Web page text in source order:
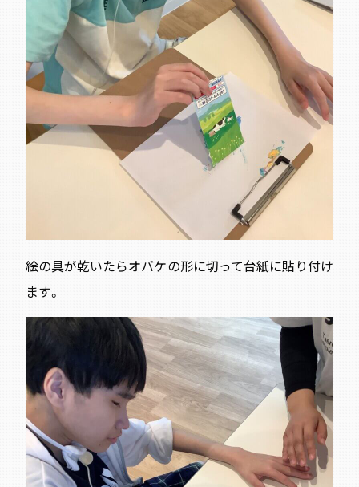
絵の具が乾いたらオバケの形に切って台紙に貼り付け
ます。